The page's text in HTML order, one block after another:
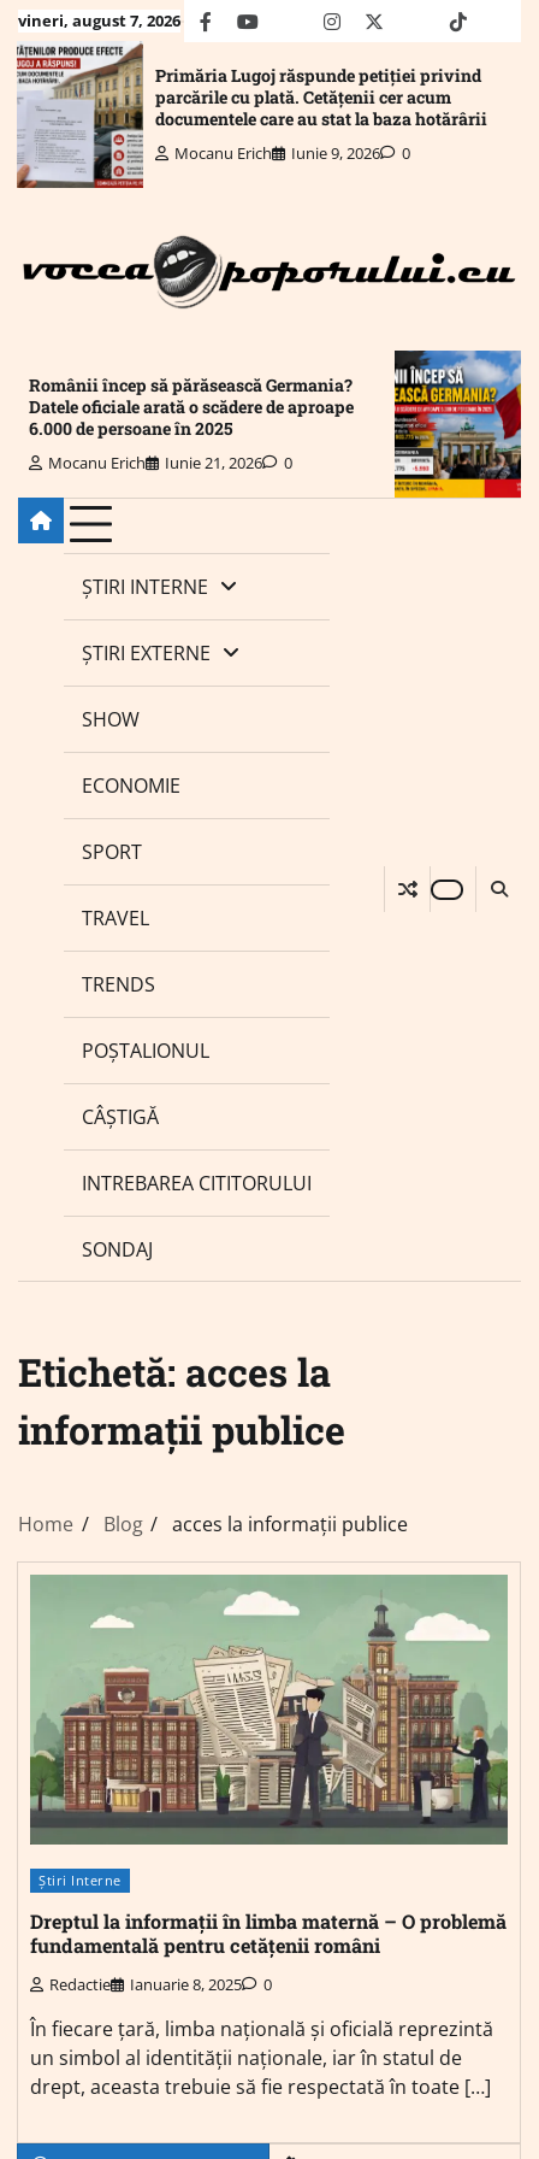
Skip
to
content
vineri, august 7, 2026 facebookyoutubeMailinstagram
twitter truthtiktok
Primăria Lugoj răspunde petiției privind
parcările cu plată. Cetățenii cer acum
documentele care au stat la baza hotărârii
Mocanu Erich Iunie 9, 2026 0
Românii încep să părăsească Germania?
Datele oficiale arată o scădere de aproape
6.000 de persoane în 2025
Mocanu Erich Iunie 21, 2026 0
ȘTIRI INTERNE
ȘTIRI EXTERNE
SHOW
ECONOMIE
SPORT
TRAVEL
TRENDS
POȘTALIONUL
CÂȘTIGĂ
INTREBAREA CITITORULUI
SONDAJ
Etichetă: acces la
informații publice
Home Blog acces la informații publice
Știri Interne
Dreptul la informații în limba maternă – O problemă
fundamentală pentru cetățenii români
Redactie Ianuarie 8, 2025 0
În fiecare țară, limba națională și oficială reprezintă
un simbol al identității naționale, iar în statul de
drept, aceasta trebuie să fie respectată în toate […]